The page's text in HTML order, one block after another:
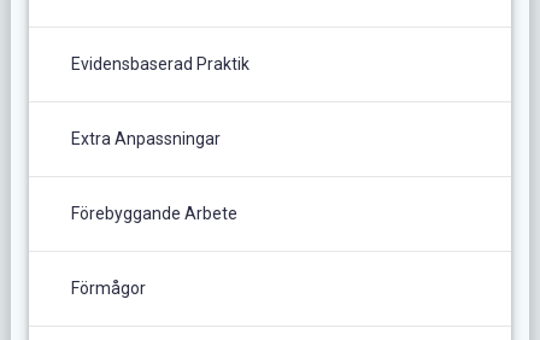
Evidensbaserad Praktik
Extra Anpassningar
Förebyggande Arbete
Förmågor